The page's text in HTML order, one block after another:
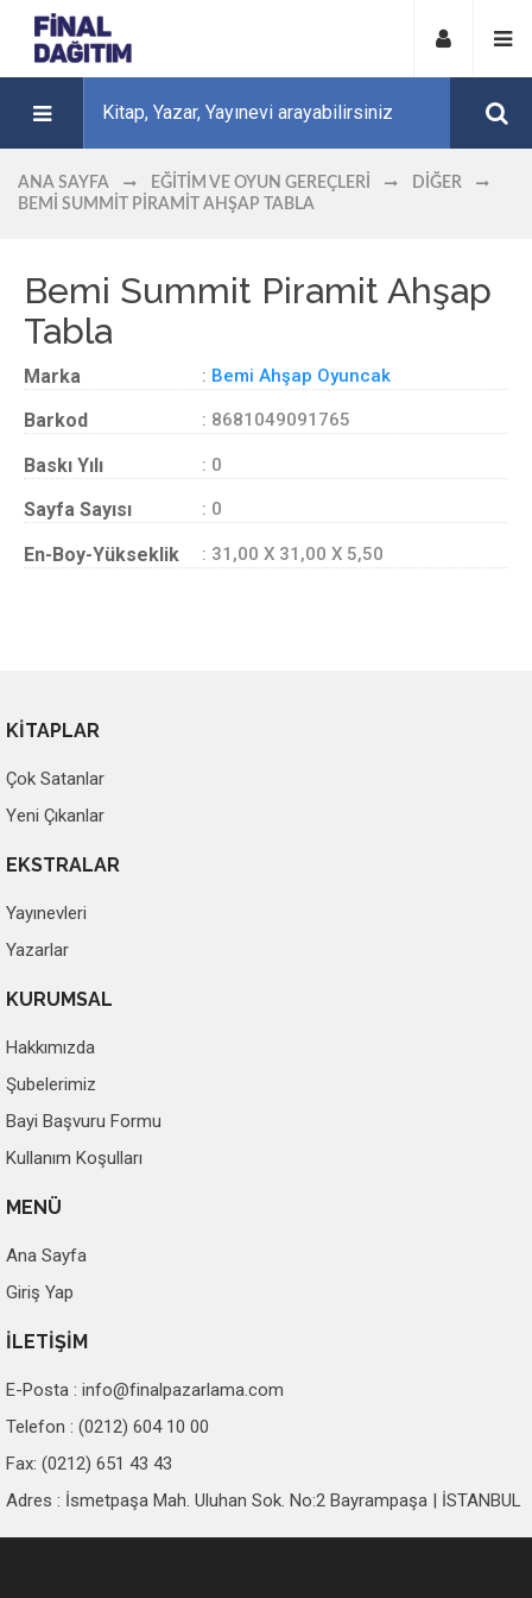
ANA SAYFA EĞITIM VE OYUN GEREÇLERI
DIĞER
BEMI SUMMIT PIRAMIT AHŞAP TABLA
Bemi Summit Piramit Ahşap
Tabla
Marka : Bemi Ahşap Oyuncak
Barkod : 8681049091765
Baskı Yılı : 0
Sayfa Sayısı : 0
En-Boy-Yükseklik : 31,00 X 31,00 X 5,50
KİTAPLAR
Çok Satanlar
Yeni Çıkanlar
EKSTRALAR
Yayınevleri
Yazarlar
KURUMSAL
Hakkımızda
Şubelerimiz
Bayi Başvuru Formu
Kullanım Koşulları
MENÜ
Ana Sayfa
Giriş Yap
İLETİŞİM
E-Posta : info@finalpazarlama.com
Telefon : (0212) 604 10 00
Fax: (0212) 651 43 43
Adres : İsmetpaşa Mah. Uluhan Sok. No:2 Bayrampaşa | İSTANBUL